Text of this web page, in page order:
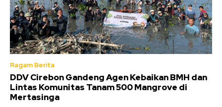
Ragam Berita
DDV Cirebon Gandeng Agen Kebaikan BMH dan
Lintas Komunitas Tanam 500 Mangrove di
Mertasinga